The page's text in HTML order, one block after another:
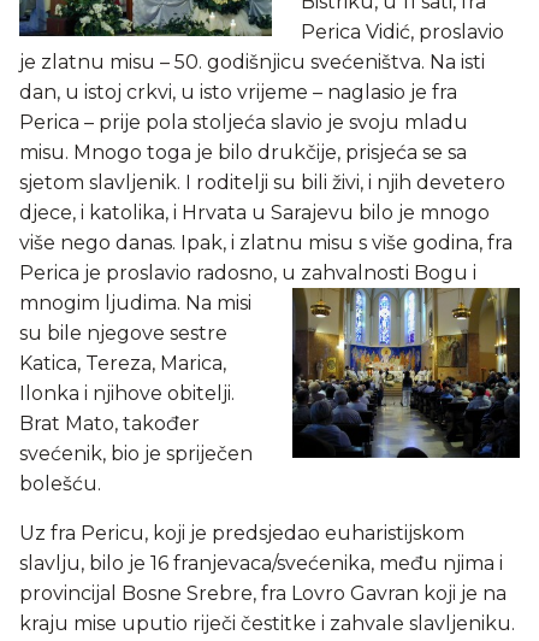
Perica Vidić, proslavio
je zlatnu misu – 50. godišnjicu svećeništva. Na isti
dan, u istoj crkvi, u isto vrijeme – naglasio je fra
Perica – prije pola stoljeća slavio je svoju mladu
misu. Mnogo toga je bilo drukčije, prisjeća se sa
sjetom slavljenik. I roditelji su bili živi, i njih devetero
djece, i katolika, i Hrvata u Sarajevu bilo je mnogo
više nego danas. Ipak, i zlatnu misu s više godina, fra
Perica je proslavio radosno, u zahvalnosti Bogu i
mnogim ljudima. Na misi
su bile njegove sestre
Katica, Tereza, Marica,
Ilonka i njihove obitelji.
Brat Mato, također
svećenik, bio je spriječen
bolešću.
Uz fra Pericu, koji je predsjedao euharistijskom
slavlju, bilo je 16 franjevaca/svećenika, među njima i
provincijal Bosne Srebre, fra Lovro Gavran koji je na
kraju mise uputio riječi čestitke i zahvale slavljeniku.